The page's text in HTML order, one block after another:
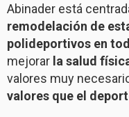
Abinader está
remodelación de
polideportivos en
mejorar la salud
valores muy
valores que el